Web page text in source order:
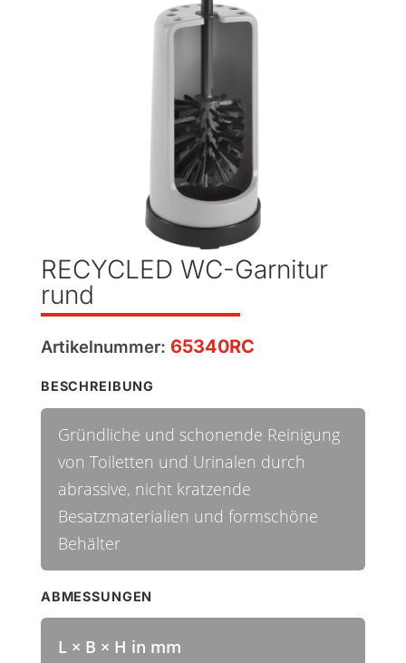
RECYCLED WC-Garnitur
rund
Artikelnummer: 65340RC
BESCHREIBUNG
Gründliche und schonende Reinigung
von Toiletten und Urinalen durch
abrassive, nicht kratzende
Besatzmaterialien und formschöne
Behälter
ABMESSUNGEN
L × B × H in mm